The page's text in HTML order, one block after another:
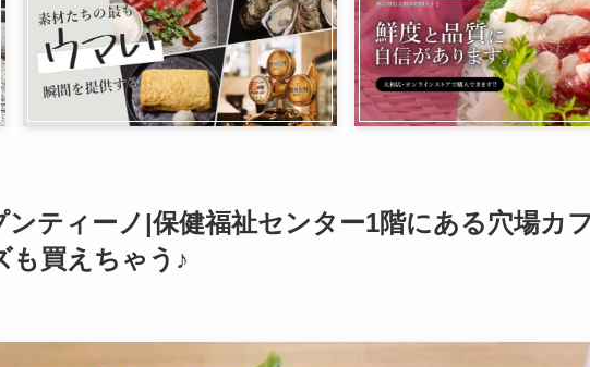
ンティーノ|保健福祉センター1階にある穴場カ
も買えちゃう♪